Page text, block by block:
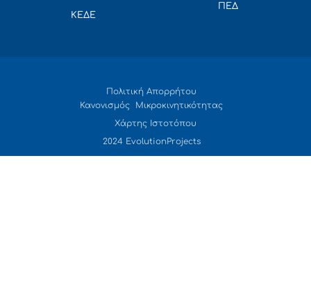
ΚΕΔΕ
ΠΕΔ
Πολιτική Απορρήτου
Κανονισμός Μικροκινητικότητας
Χάρτης Ιστοτόπου
2024 EvolutionProjects